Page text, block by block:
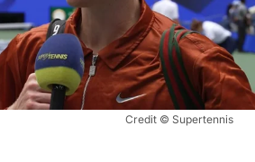
Credit © Supertennis